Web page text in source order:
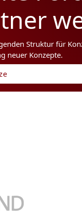
Struktur für
neuer Konzepte.